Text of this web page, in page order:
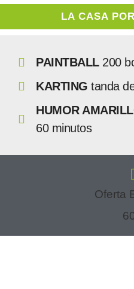
LA CASA
PAINTBALL200
KARTING tanda
HUMOR
60 minutos
Oferta